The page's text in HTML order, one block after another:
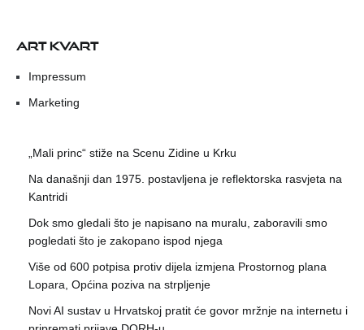
ART KVART
Impressum
Marketing
„Mali princ“ stiže na Scenu Zidine u Krku
Na današnji dan 1975. postavljena je reflektorska rasvjeta na
Kantridi
Dok smo gledali što je napisano na muralu, zaboravili smo
pogledati što je zakopano ispod njega
Više od 600 potpisa protiv dijela izmjena Prostornog plana
Lopara, Općina poziva na strpljenje
Novi AI sustav u Hrvatskoj pratit će govor mržnje na internetu i